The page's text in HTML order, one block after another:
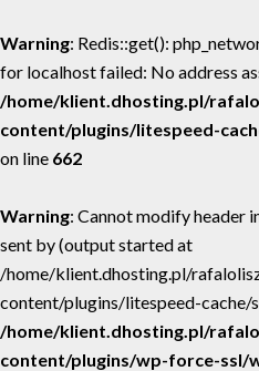
Warning: Redis::get():
for localhost failed: No address
/home/klient.dhosting.pl/
content/plugins/litespeed-
on line 662
Warning: Cannot modify header
sent by (output started at
/home/klient.dhosting.pl/
content/plugins/litespeed-cache/
/home/klient.dhosting.pl/
content/plugins/wp-force-ssl/